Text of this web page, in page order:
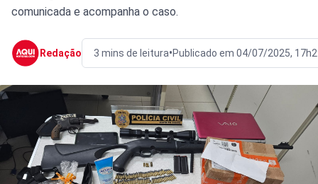
comunicada e acompanha o caso.
Redação 3 mins de leitura•Publicado em 04/07/2025,